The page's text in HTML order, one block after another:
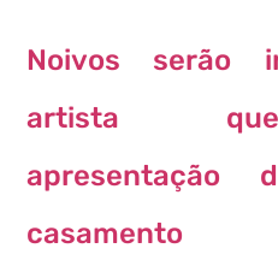
Noivos serão
artista
apresentação
casamento